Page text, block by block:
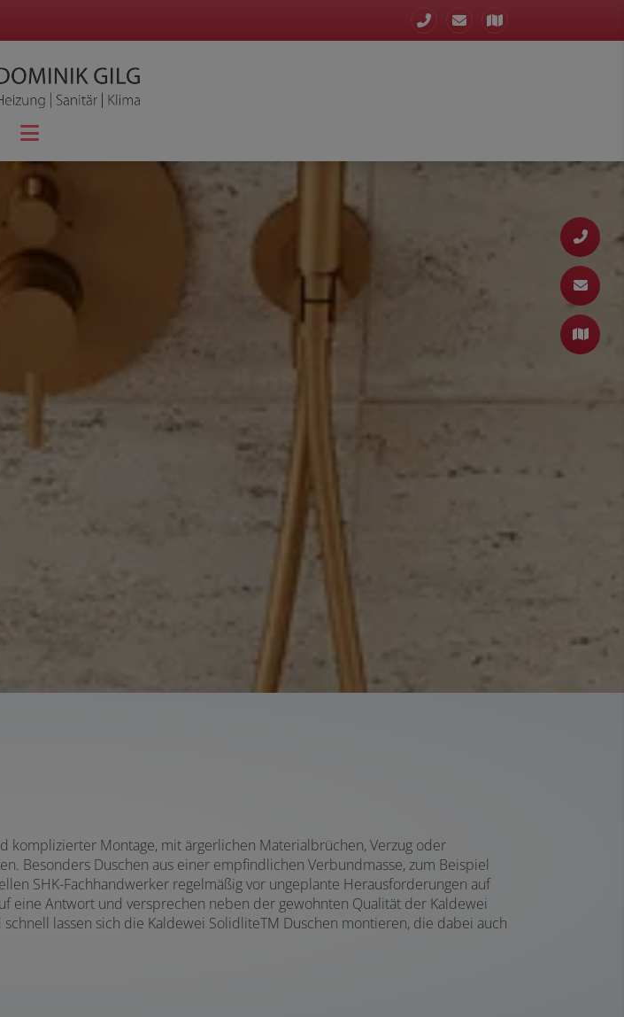
komplizierter Montage, mit ärgerlichen Materialbrüchen, Verzug oder
Besonders Duschen aus einer empfindlichen Verbundmasse, zum Beispiel
SHK-Fachhandwerker regelmäßig vor ungeplante Herausforderungen auf
eine Antwort und versprechen neben der gewohnten Qualität der Kaldewei
lassen sich die Kaldewei SolidliteTM Duschen montieren, die dabei auch